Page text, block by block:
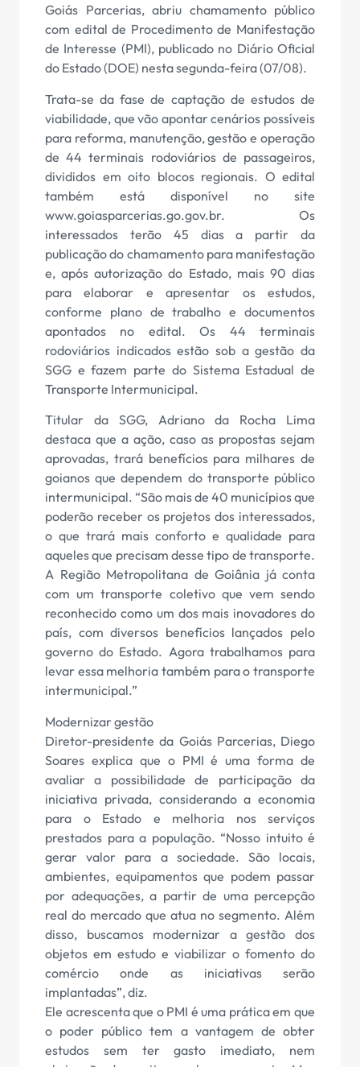
Goiás Parcerias, abriu chamamento público
com edital de Procedimento de Manifestação
de Interesse (PMI), publicado no Diário Oficial
do Estado (DOE) nesta segunda-feira (07/08).
Trata-se da fase de captação de estudos de
viabilidade, que vão apontar cenários possíveis
para reforma, manutenção, gestão e operação
de 44 terminais rodoviários de passageiros,
divididos em oito blocos regionais. O edital
também está disponível no site
www.goiasparcerias.go.gov.br. Os
interessados terão 45 dias a partir da
publicação do chamamento para manifestação
e, após autorização do Estado, mais 90 dias
para elaborar e apresentar os estudos,
conforme plano de trabalho e documentos
apontados no edital. Os 44 terminais
rodoviários indicados estão sob a gestão da
SGG e fazem parte do Sistema Estadual de
Transporte Intermunicipal.
Titular da SGG, Adriano da Rocha Lima
destaca que a ação, caso as propostas sejam
aprovadas, trará benefícios para milhares de
goianos que dependem do transporte público
intermunicipal. “São mais de 40 municípios que
poderão receber os projetos dos interessados,
o que trará mais conforto e qualidade para
aqueles que precisam desse tipo de transporte.
A Região Metropolitana de Goiânia já conta
com um transporte coletivo que vem sendo
reconhecido como um dos mais inovadores do
país, com diversos benefícios lançados pelo
governo do Estado. Agora trabalhamos para
levar essa melhoria também para o transporte
intermunicipal.”
Modernizar gestão
Diretor-presidente da Goiás Parcerias, Diego
Soares explica que o PMI é uma forma de
avaliar a possibilidade de participação da
iniciativa privada, considerando a economia
para o Estado e melhoria nos serviços
prestados para a população. “Nosso intuito é
gerar valor para a sociedade. São locais,
ambientes, equipamentos que podem passar
por adequações, a partir de uma percepção
real do mercado que atua no segmento. Além
disso, buscamos modernizar a gestão dos
objetos em estudo e viabilizar o fomento do
comércio onde as iniciativas serão
implantadas”, diz.
Ele acrescenta que o PMI é uma prática em que
o poder público tem a vantagem de obter
estudos sem ter gasto imediato, nem